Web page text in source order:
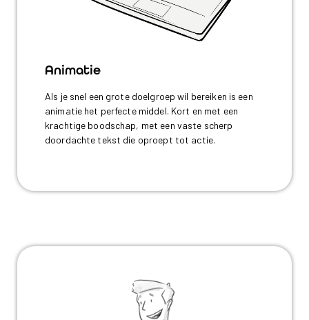
Animatie
Als je snel een grote doelgroep wil bereiken is een
animatie het perfecte middel. Kort en met een
krachtige boodschap, met een vaste scherp
doordachte tekst die oproept tot actie.